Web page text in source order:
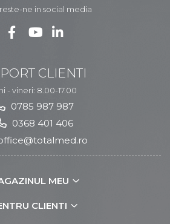
ne in social media
CLIENTI
- vineri: 8.00-17.00
0785 987 987
0368 401 406
MEU
CLIENTI